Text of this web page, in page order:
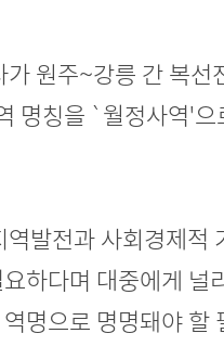
가 원주~강릉 간 복
명칭을 `월정사역'
발전과 사회경제적
하다며 대중에게 널
명으로 명명돼야 할